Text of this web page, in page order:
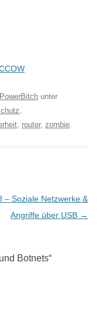
PowerBitch unter
,
, router, zombie.
– Soziale Netzwerke &
Angriffe über USB →
Botnets“